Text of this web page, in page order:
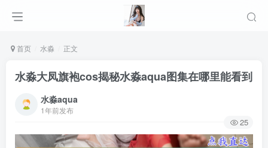
首页 水淼 正文
水淼大凤旗袍cos揭秘水淼aqua图集在哪里能看到
水淼aqua
1年前发布
25